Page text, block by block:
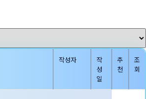
작성자
작
성
일
추
천
조
회